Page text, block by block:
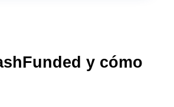
y cómo